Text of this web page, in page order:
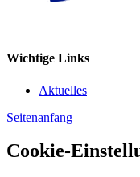
Wichtige Links
Aktuelles
Seitenanfang
Cookie-